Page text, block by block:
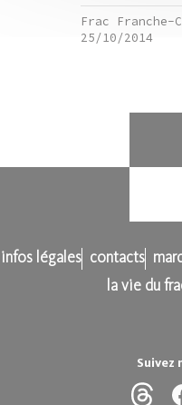
Frac Franche-
25/10/2014
infos légales contacts
la vie du